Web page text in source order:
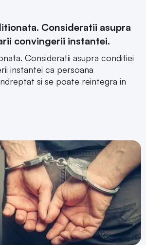
Consideratii asupra
convingerii instantei.
Consideratii asupra conditiei
instantei ca persoana
si se poate reintegra in